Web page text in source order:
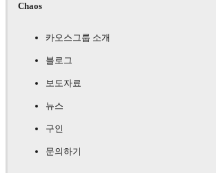
Chaos
카오스그룹 소개
블로그
보도자료
뉴스
구인
문의하기